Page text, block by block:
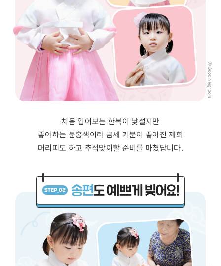
처음 입어보는 한복이 낯설지만
좋아하는 분홍색이라 금세 기분이 좋아진 재희
머리띠도 하고 추석맞이할 준비를 마쳤답니다.